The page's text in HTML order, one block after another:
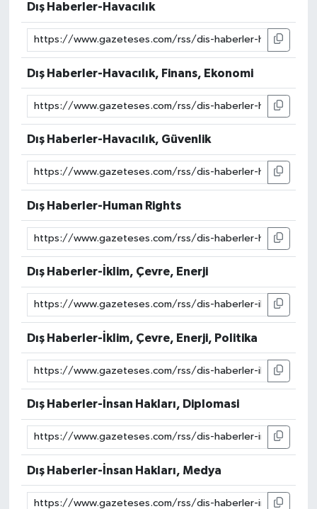
Dış Haberler-Havacılık
Dış Haberler-Havacılık, Finans, Ekonomi
Dış Haberler-Havacılık, Güvenlik
Dış Haberler-Human Rights
Dış Haberler-İklim, Çevre, Enerji
Dış Haberler-İklim, Çevre, Enerji, Politika
Dış Haberler-İnsan Hakları, Diplomasi
Dış Haberler-İnsan Hakları, Medya